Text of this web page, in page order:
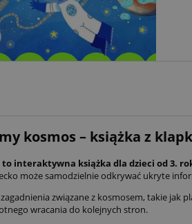
kosmos – książka z
interaktywna książka dla dzieci od 3.
może samodzielnie odkrywać ukryte
związane z kosmosem, takie jak
wracania do kolejnych stron.